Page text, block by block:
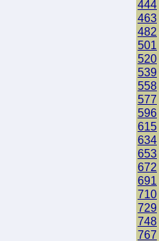
444
463
482
501
520
539
558
577
596
615
634
653
672
691
710
729
748
767